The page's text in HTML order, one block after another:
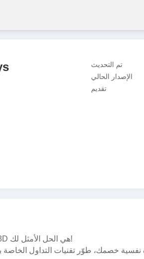
تم التحديث
الإصدار الحالي
تقديم
هل ترغب بجمع كل ألعاب التململ في العالم؟ إذًا، لعبة Fidget Trading 3D هي الحل الأمثل لك!